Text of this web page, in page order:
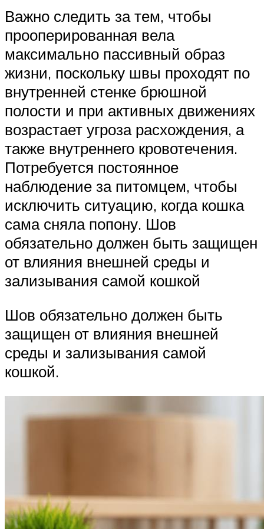
Важно следить за тем, чтобы
прооперированная вела
максимально пассивный образ
жизни, поскольку швы проходят по
внутренней стенке брюшной
полости и при активных движениях
возрастает угроза расхождения, а
также внутреннего кровотечения.
Потребуется постоянное
наблюдение за питомцем, чтобы
исключить ситуацию, когда кошка
сама сняла попону. Шов
обязательно должен быть защищен
от влияния внешней среды и
зализывания самой кошкой
Шов обязательно должен быть
защищен от влияния внешней
среды и зализывания самой
кошкой.